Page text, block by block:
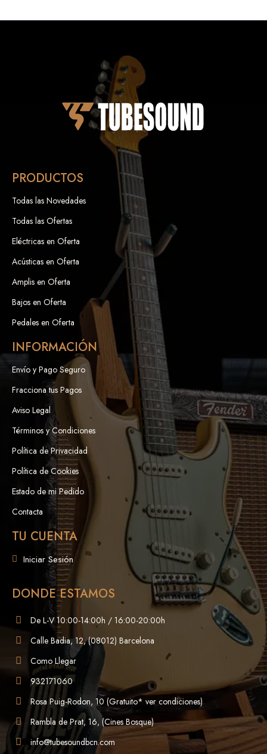
PRODUCTOS
Todas las Novedades
Todas las Ofertas
Eléctricas en Oferta
Acústicas en Oferta
Amplis en Oferta
Bajos en Oferta
Pedales en Oferta
INFORMACIÓN
Envío y Pago Seguro
Fracciona tus Pagos
Aviso Legal
Términos y Condiciones
Política de Privacidad
Política de Cookies
Estado de mi Pedido
Contacta
TU CUENTA
Iniciar Sesión
DONDE ESTAMOS
De L-V 10:00-14:00h / 16:00-20:00h
Calle Badia, 12, (08012) Barcelona
Como Llegar
932171060
Rosa Puig-Rodon, 10 (Gratuito* ver condiciones)
Rambla de Prat, 16, (Cines Bosque)
info@tubesoundbcn.com